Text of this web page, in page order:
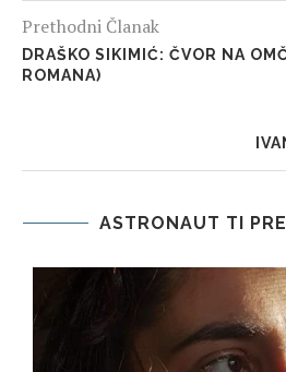
Prethodni Članak
DRAŠKO SIKIMIĆ: ČVOR NA
ROMANA)
ASTRONAUT TI